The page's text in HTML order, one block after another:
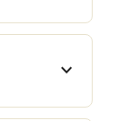
expand_more